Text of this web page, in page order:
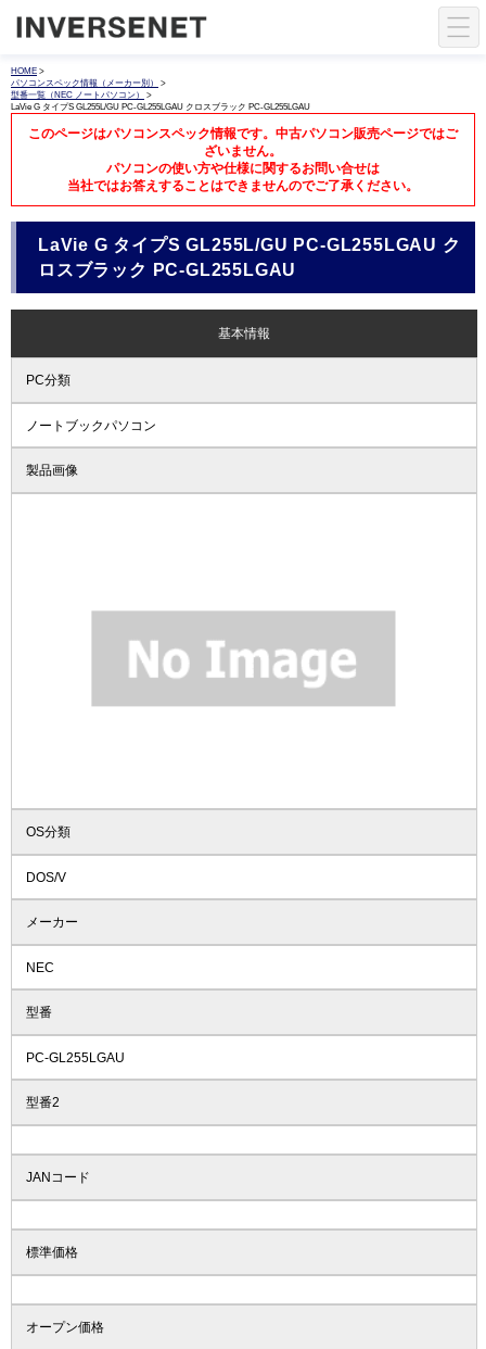
HOME >
パソコンスペック情報（メーカー別）
>
型番一覧（NEC ノートパソコン）
>
LaVie G タイプS GL255L/GU PC-GL255LGAU クロスブラック PC-GL255LGAU
このページはパソコンスペック情報です。中古パソコン販売ページではご
ざいません。
パソコンの使い方や仕様に関するお問い合せは
当社ではお答えすることはできませんのでご了承ください。
LaVie G タイプS GL255L/GU PC-GL255LGAU ク
ロスブラック PC-GL255LGAU
基本情報
PC分類
ノートブックパソコン
製品画像
OS分類
DOS/V
メーカー
NEC
型番
PC-GL255LGAU
型番2
JANコード
標準価格
オープン価格